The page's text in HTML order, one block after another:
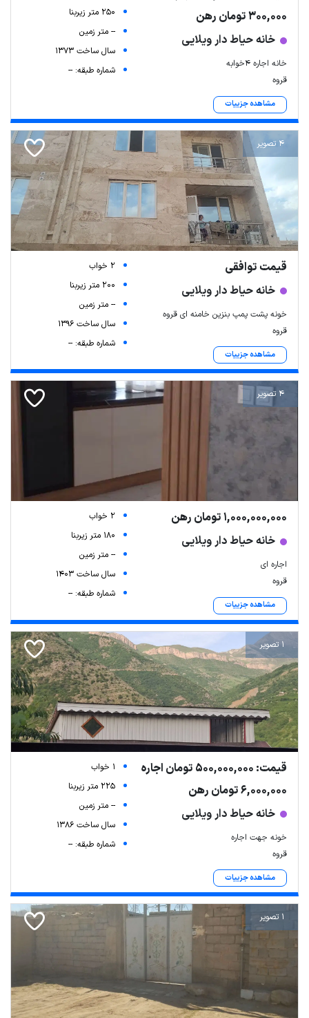
300,000 تومان رهن
خانه حیاط دار ویلایی
خانه اجاره ۴خوابه
قروه
مشاهده جزییات
250 متر زیربنا
-- متر زمین
سال ساخت 1373
شماره طبقه: --
4 تصویر
قیمت توافقی
خانه حیاط دار ویلایی
خونه پشت پمپ بنزین خامنه ای قروه
قروه
مشاهده جزییات
2 خواب
200 متر زیربنا
-- متر زمین
سال ساخت 1396
شماره طبقه: --
4 تصویر
1,000,000,000 تومان رهن
خانه حیاط دار ویلایی
اجاره ای
قروه
مشاهده جزییات
2 خواب
180 متر زیربنا
-- متر زمین
سال ساخت 1403
شماره طبقه: --
1 تصویر
قیمت: 500,000,000 تومان اجاره
6,000,000 تومان رهن
خانه حیاط دار ویلایی
خونه جهت اجاره
قروه
مشاهده جزییات
1 خواب
225 متر زیربنا
-- متر زمین
سال ساخت 1386
شماره طبقه: --
1 تصویر